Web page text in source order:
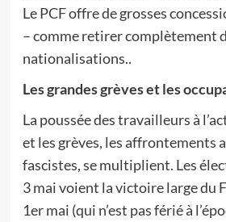
Le PCF offre de grosses
– comme retirer complètement
nationalisations..
Les grandes grèves et les
La poussée des travailleurs à
et les grèves, les affrontements
fascistes, se multiplient. Les
3 mai voient la victoire large du
1er mai (qui n’est pas férié à